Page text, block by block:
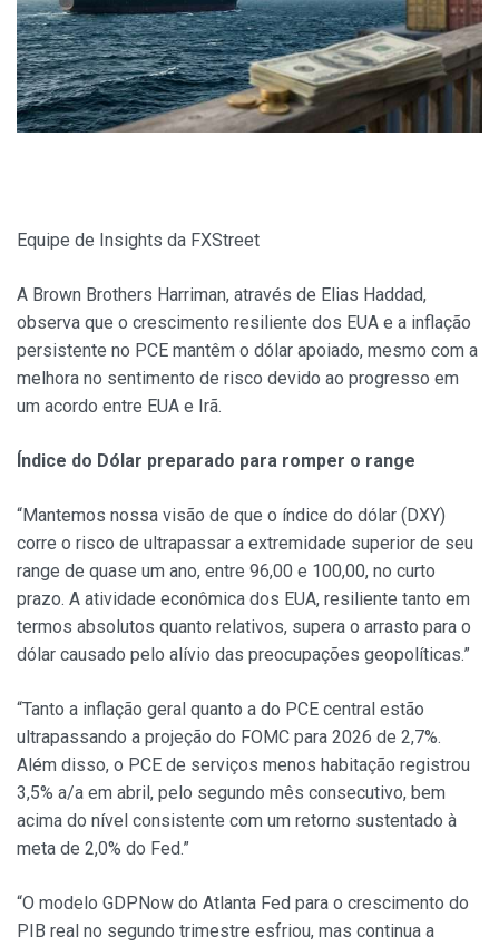
Equipe de Insights da FXStreet
A Brown Brothers Harriman, através de Elias Haddad,
observa que o crescimento resiliente dos EUA e a inflação
persistente no PCE mantêm o dólar apoiado, mesmo com a
melhora no sentimento de risco devido ao progresso em
um acordo entre EUA e Irã.
Índice do Dólar preparado para romper o range
“Mantemos nossa visão de que o índice do dólar (DXY)
corre o risco de ultrapassar a extremidade superior de seu
range de quase um ano, entre 96,00 e 100,00, no curto
prazo. A atividade econômica dos EUA, resiliente tanto em
termos absolutos quanto relativos, supera o arrasto para o
dólar causado pelo alívio das preocupações geopolíticas.”
“Tanto a inflação geral quanto a do PCE central estão
ultrapassando a projeção do FOMC para 2026 de 2,7%.
Além disso, o PCE de serviços menos habitação registrou
3,5% a/a em abril, pelo segundo mês consecutivo, bem
acima do nível consistente com um retorno sustentado à
meta de 2,0% do Fed.”
“O modelo GDPNow do Atlanta Fed para o crescimento do
PIB real no segundo trimestre esfriou, mas continua a